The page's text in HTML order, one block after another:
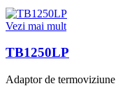
Vezi mai mult
TB1250LP
Adaptor de termoviziune